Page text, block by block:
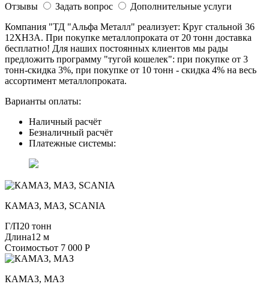
Отзывы
Задать вопрос
Дополнительные услуги
Компания "ТД "Альфа Металл" реализует: Круг стальной 36
12ХН3А. При покупке металлопроката от 20 тонн доставка
бесплатно! Для наших постоянных клиентов мы рады
предложить программу "тугой кошелек": при покупке от 3
тонн-скидка 3%, при покупке от 10 тонн - скидка 4% на весь
ассортимент металлопроката.
Варианты оплаты:
Наличный расчёт
Безналичный расчёт
Платежные системы:
КАМАЗ, МАЗ, SCANIA
Г/П20 тонн
Длина12 м
Стоимостьот 7 000 Р
КАМАЗ, МАЗ